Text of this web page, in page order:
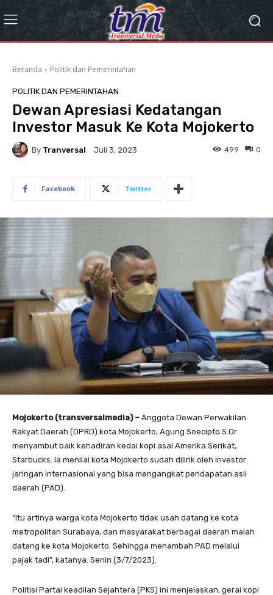
Beranda Politik dan Pemerintahan
POLITIK DAN PEMERINTAHAN
Dewan Apresiasi Kedatangan
Investor Masuk Ke Kota Mojokerto
By Tranversal Juli 3, 2023 0
499
Facebook Twitter
Mojokerto (transversalmedia) – Anggota Dewan Perwakilan
Rakyat Daerah (DPRD) kota Mojokerto, Agung Soecipto S.Or
menyambut baik kehadiran kedai kopi asal Amerika Serikat,
Starbucks. Ia menilai kota Mojokerto sudah dilirik oleh investor
jaringan internasional yang bisa mengangkat pendapatan asli
daerah (PAD).
“Itu artinya warga kota Mojokerto tidak usah datang ke kota
metropolitan Surabaya, dan masyarakat berbagai daerah malah
datang ke kota Mojokerto. Sehingga menambah PAD melalui
pajak tadi”, katanya. Senin (3/7/2023).
Politisi Partai keadilan Sejahtera (PKS) ini menjelaskan, gerai kopi